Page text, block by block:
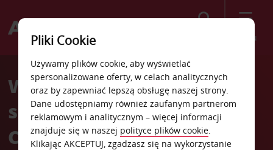
Menu
Welcome
AvisWypożyczalnia
samochodów Quimper
Centrum
Pliki Cookie
Używamy plików cookie, aby wyświetlać
spersonalizowane oferty, w celach analitycznych
oraz by zapewniać lepszą obsługę naszej strony.
Dane udostępniamy również zaufanym partnerom
reklamowym i analitycznym – więcej informacji
znajduje się w naszej polityce plików cookie.
Klikając AKCEPTUJ, zgadzasz się na wykorzystanie